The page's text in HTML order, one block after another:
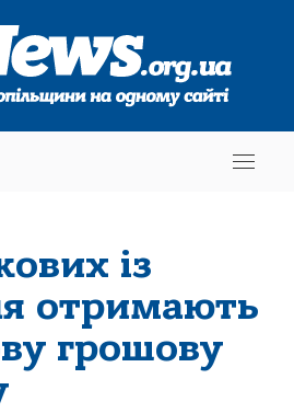
із
отримають
грошову